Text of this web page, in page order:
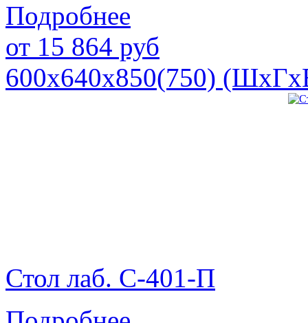
Подробнее
от 15 864 руб
600х640х850(750)
Стол лаб. С-401-П